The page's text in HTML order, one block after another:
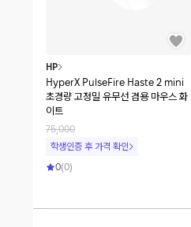
HP
HyperX PulseFire Haste 2 mini
초경량 고정밀 유무선 겸용 마우스 화
이트
75,000
학생인증 후 가격 확인
0(0)